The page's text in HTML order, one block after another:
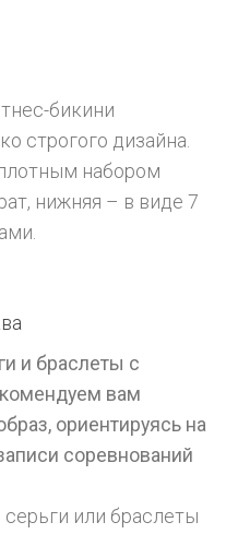
бикини
строгого дизайна.
набором
нижняя – в виде 7
и браслеты с
вам
ориентируясь на
соревнований
или браслеты